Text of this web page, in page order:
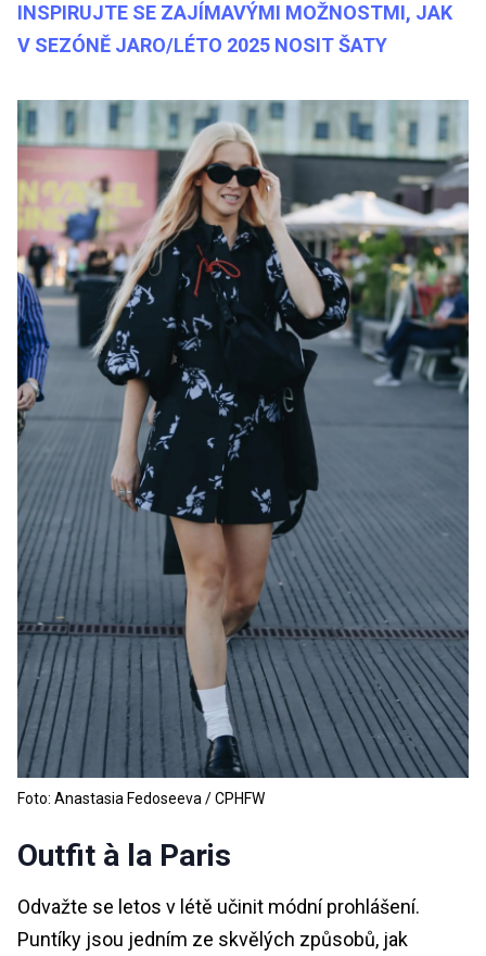
INSPIRUJTE SE ZAJÍMAVÝMI MOŽNOSTMI, JAK
V SEZÓNĚ JARO/LÉTO 2025 NOSIT ŠATY
Foto: Anastasia Fedoseeva / CPHFW
Outfit à la Paris
Odvažte se letos v létě učinit módní prohlášení.
Puntíky jsou jedním ze skvělých způsobů, jak